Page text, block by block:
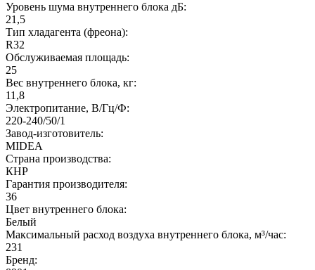
Уровень шума внутреннего блока дБ:
21,5
Тип хладагента (фреона):
R32
Обслуживаемая площадь:
25
Вес внутреннего блока, кг:
11,8
Электропитание, В/Гц/Ф:
220-240/50/1
Завод-изготовитель:
MIDEA
Страна производства:
КНР
Гарантия производителя:
36
Цвет внутреннего блока:
Белый
Максимальный расход воздуха внутреннего блока, м³/час:
231
Бренд: